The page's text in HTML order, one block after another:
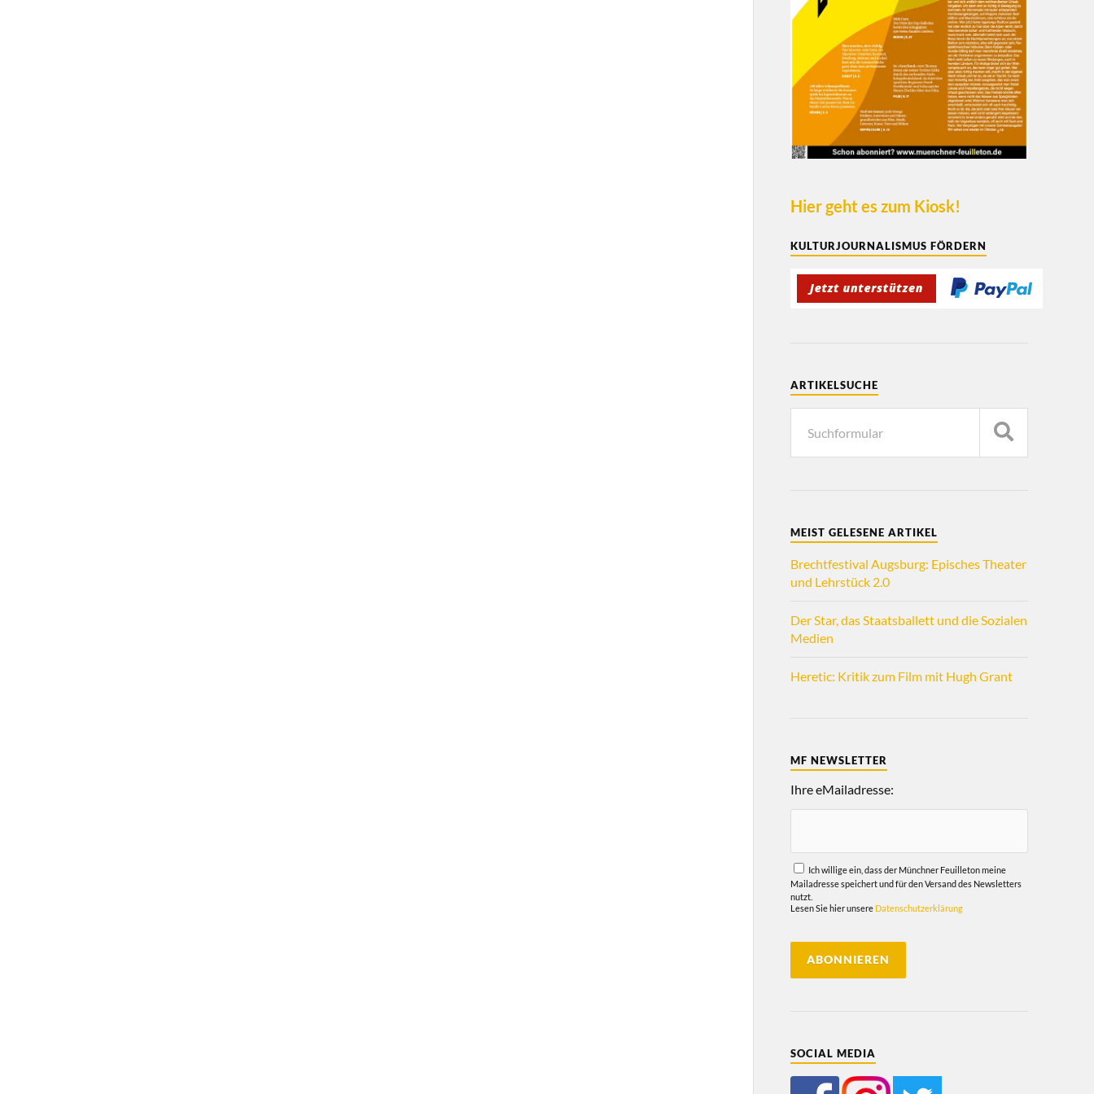
Hier geht es zum Kiosk!
KULTURJOURNALISMUS FÖRDERN
ARTIKELSUCHE
MEIST GELESENE ARTIKEL
Brechtfestival Augsburg: Episches Theater
und Lehrstück 2.0
Der Star, das Staatsballett und die Sozialen
Medien
Heretic: Kritik zum Film mit Hugh Grant
MF NEWSLETTER
Ihre eMailadresse:
Ich willige ein, dass der Münchner Feuilleton meine
Mailadresse speichert und für den Versand des Newsletters
nutzt.
Lesen Sie hier unsere Datenschutzerklärung
SOCIAL MEDIA